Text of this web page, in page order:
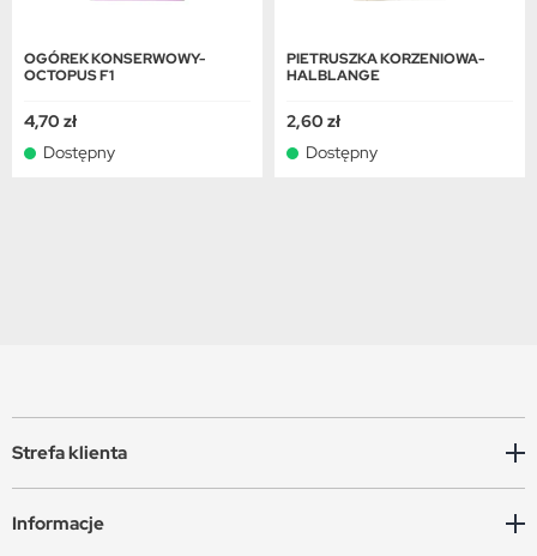
OGÓREK KONSERWOWY-
OCTOPUS F1
4,70 zł
Dostępny
PIETRUSZKA KORZENIOWA-
HALBLANGE
2,60 zł
Dostępny
Strefa klienta
Informacje